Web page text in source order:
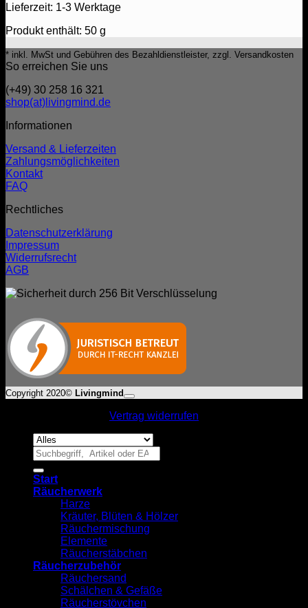
Lieferzeit: 1-3 Werktage
Produkt enthält: 50 g
* inkl. MwSt und Gebühren des Bezahldienstleister, zzgl. Versandkosten
So erreichen Sie uns
(+49) 30 258 16 321
shop(at)livingmind.de
Informationen
Versand & Lieferzeiten
Zahlungsmöglichkeiten
Kontakt
FAQ
Rechtliches
Datenschutzerklärung
Impressum
Widerrufsrecht
AGB
Copyright 2020© Livingmind
Vertrag widerrufen
Suchen
nach:
Start
Räucherwerk
Harze
Kräuter, Blüten & Hölzer
Räuchermischung
Elemente
Räucherstäbchen
Räucherzubehör
Räuchersand
Schälchen & Gefäße
Räucherstövchen